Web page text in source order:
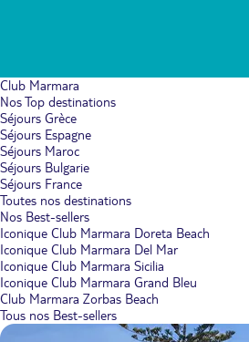
Club Marmara
Nos Top destinations
Séjours Grèce
Séjours Espagne
Séjours Maroc
Séjours Bulgarie
Séjours France
Toutes nos destinations
Nos Best-sellers
Iconique Club Marmara Doreta Beach
Iconique Club Marmara Del Mar
Iconique Club Marmara Sicilia
Iconique Club Marmara Grand Bleu
Club Marmara Zorbas Beach
Tous nos Best-sellers